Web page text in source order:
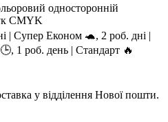
односторонній
CMYK
| Супер Економ 🐢, 2 роб. дні |
1 роб. день | Стандарт 🔥
у відділення Нової пошти.